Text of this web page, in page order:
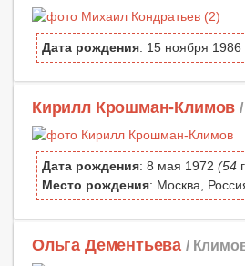
Дата рождения: 15 ноября 1986
Кирилл Крошман-Климов
Дата рождения: 8 мая 1972 (54
Место рождения: Москва,
Ольга Дементьева /